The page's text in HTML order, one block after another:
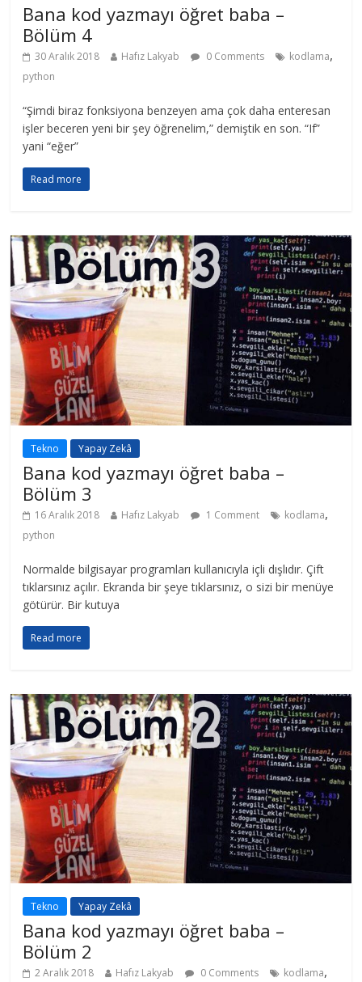
Bana kod yazmayı öğret baba –
Bölüm 4
30 Aralık 2018 Hafız Lakyab 0 Comments kodlama,
python
“Şimdi biraz fonksiyona benzeyen ama çok daha enteresan
işler beceren yeni bir şey öğrenelim,” demiştik en son. “If”
yani “eğer”
Read more
Tekno Yapay Zekâ
Bana kod yazmayı öğret baba –
Bölüm 3
16 Aralık 2018 Hafız Lakyab 1 Comment kodlama,
python
Normalde bilgisayar programları kullanıcıyla içli dışlıdır. Çift
tıklarsınız açılır. Ekranda bir şeye tıklarsınız, o sizi bir menüye
götürür. Bir kutuya
Read more
Tekno Yapay Zekâ
Bana kod yazmayı öğret baba –
Bölüm 2
2 Aralık 2018 Hafız Lakyab 0 Comments kodlama,